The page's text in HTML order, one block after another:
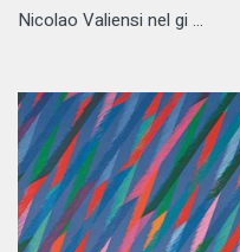
Nicolao Valiensi nel gi ...